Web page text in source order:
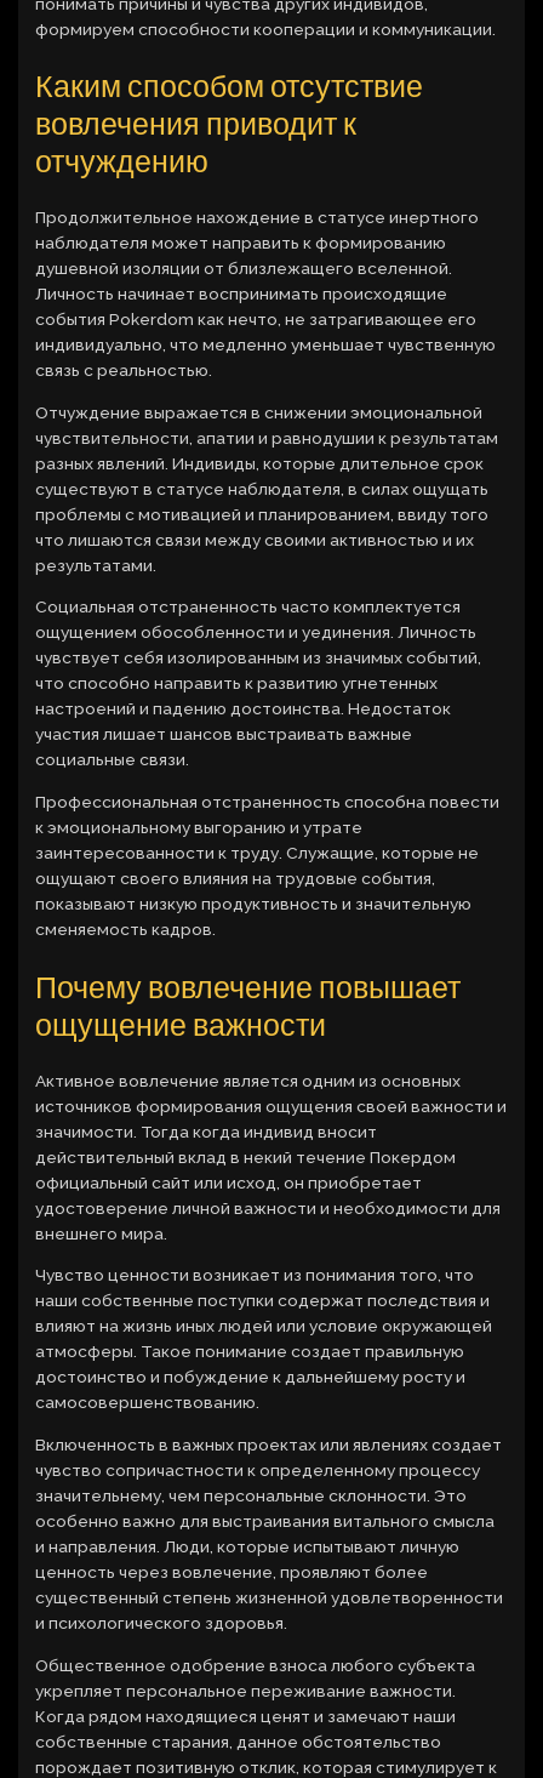
формируем способности кооперации и коммуникации.
Каким способом отсутствие
вовлечения приводит к
отчуждению
Продолжительное нахождение в статусе инертного
наблюдателя может направить к формированию
душевной изоляции от близлежащего вселенной.
Личность начинает воспринимать происходящие
события Pokerdom как нечто, не затрагивающее его
индивидуально, что медленно уменьшает чувственную
связь с реальностью.
Отчуждение выражается в снижении эмоциональной
чувствительности, апатии и равнодушии к результатам
разных явлений. Индивиды, которые длительное срок
существуют в статусе наблюдателя, в силах ощущать
проблемы с мотивацией и планированием, ввиду того
что лишаются связи между своими активностью и их
результатами.
Социальная отстраненность часто комплектуется
ощущением обособленности и уединения. Личность
чувствует себя изолированным из значимых событий,
что способно направить к развитию угнетенных
настроений и падению достоинства. Недостаток
участия лишает шансов выстраивать важные
социальные связи.
Профессиональная отстраненность способна повести
к эмоциональному выгоранию и утрате
заинтересованности к труду. Служащие, которые не
ощущают своего влияния на трудовые события,
показывают низкую продуктивность и значительную
сменяемость кадров.
Почему вовлечение повышает
ощущение важности
Активное вовлечение является одним из основных
источников формирования ощущения своей важности и
значимости. Тогда когда индивид вносит
действительный вклад в некий течение Покердом
официальный сайт или исход, он приобретает
удостоверение личной важности и необходимости для
внешнего мира.
Чувство ценности возникает из понимания того, что
наши собственные поступки содержат последствия и
влияют на жизнь иных людей или условие окружающей
атмосферы. Такое понимание создает правильную
достоинство и побуждение к дальнейшему росту и
самосовершенствованию.
Включенность в важных проектах или явлениях создает
чувство сопричастности к определенному процессу
значительнему, чем персональные склонности. Это
особенно важно для выстраивания витального смысла
и направления. Люди, которые испытывают личную
ценность через вовлечение, проявляют более
существенный степень жизненной удовлетворенности
и психологического здоровья.
Общественное одобрение взноса любого субъекта
укрепляет персональное переживание важности.
Когда рядом находящиеся ценят и замечают наши
собственные старания, данное обстоятельство
порождает позитивную отклик, которая стимулирует к